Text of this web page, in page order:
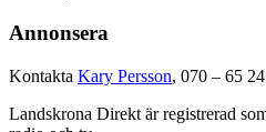
Annonsera
Kontakta Kary Persson, 070 – 65
Landskrona Direkt är registrerad